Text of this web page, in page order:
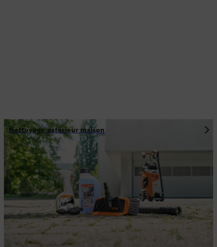
Nettoyage extérieur maison